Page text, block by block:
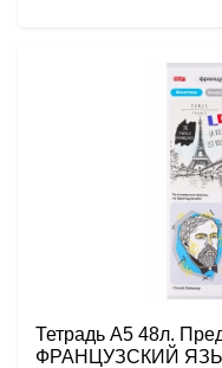
Тетрадь А5 48л.
ФРАНЦУЗСКИЙ